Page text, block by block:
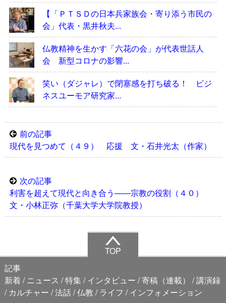
【「ＰＴＳＤの日本兵家族会・寄り添う市民の
会」代表・黒井秋夫...
仏教精神を生かす「六花の会」が代表世話人
会 新型コロナの影響...
笑い（ダジャレ）で閉塞感を打ち破る！ ビジ
ネスユーモア研究家...
前の記事
現代を見つめて（４９） 応援 文・石井光太（作家）
次の記事
利害を超えて現代と向き合う――宗教の役割（４０）
文・小林正弥（千葉大学大学院教授）
TOP
記事
新着
ニュース 特集 インタビュー 寄稿（連載）
講演録
カルチャー 法話 仏教 ライフ インフォメーション